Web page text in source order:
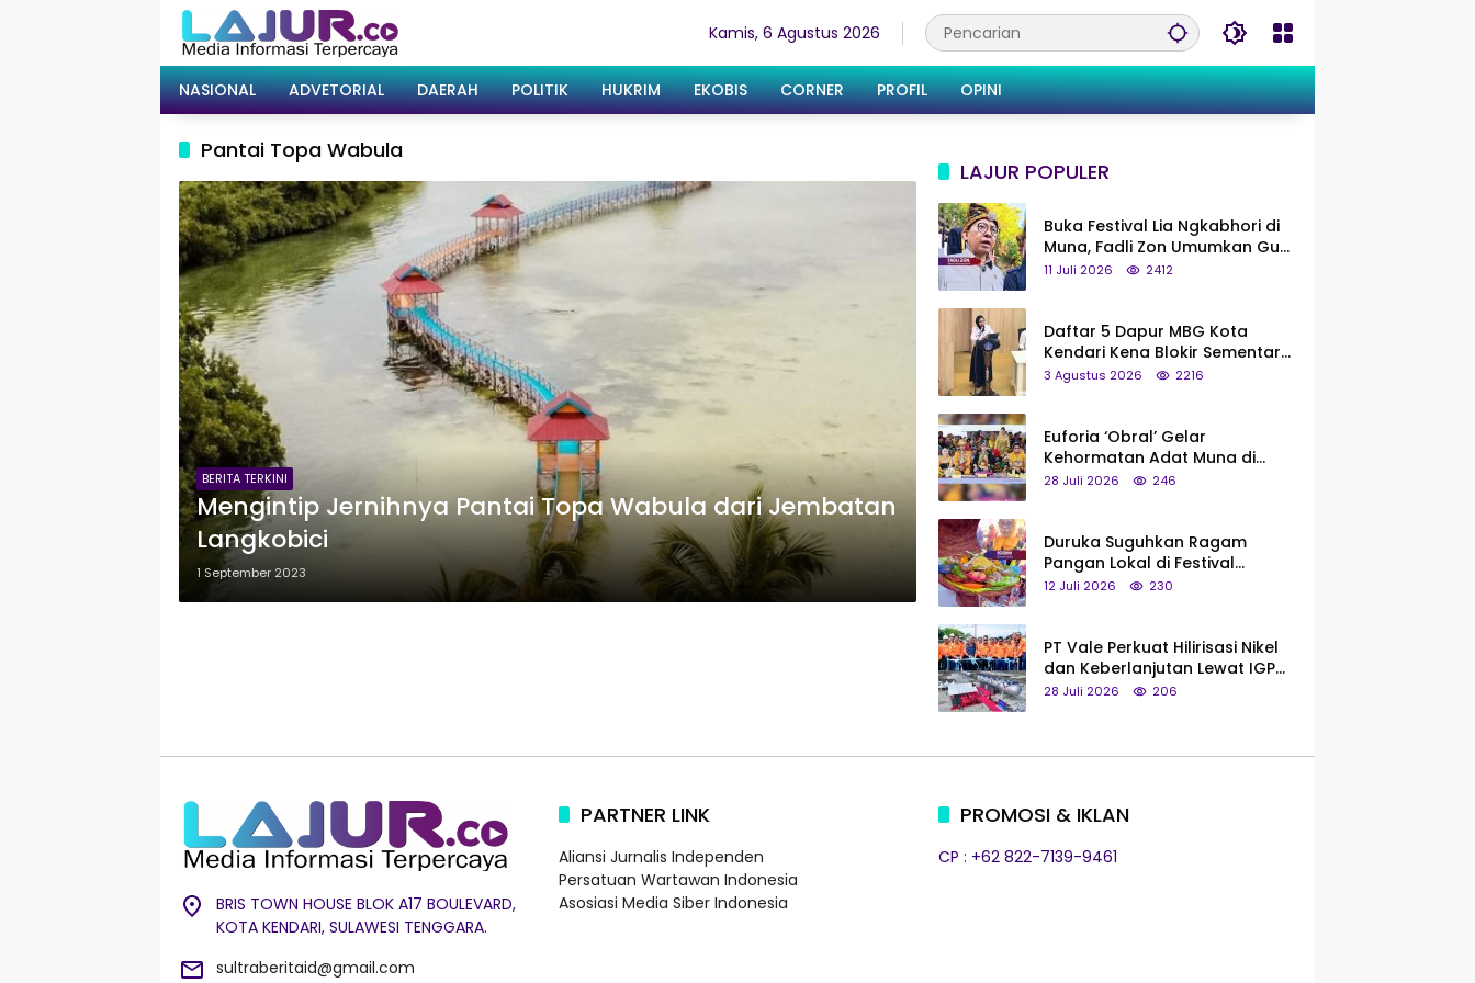
Kamis, 6 Agustus 2026
NASIONAL ADVETORIAL DAERAH POLITIK HUKRIM EKOBIS CORNER PROFIL OPINI
Pantai Topa Wabula
BERITA TERKINI
Mengintip Jernihnya Pantai Topa Wabula dari Jembatan
Langkobici
1 September 2023
LAJUR POPULER
Buka Festival Lia Ngkabhori di
Muna, Fadli Zon Umumkan Gua
Metanduno Segera Naik Status
11 Juli 2026 2412
Daftar 5 Dapur MBG Kota
Kendari Kena Blokir Sementara
dari Pusat
3 Agustus 2026 2216
Euforia ‘Obral’ Gelar
Kehormatan Adat Muna di
Silaturahmi KKMM, Ridwan Bae:
28 Juli 2026 246
Duruka Suguhkan Ragam
Pangan Lokal di Festival
Liangkobhori, Dari Umbi Rebus
12 Juli 2026 230
PT Vale Perkuat Hilirisasi Nikel
dan Keberlanjutan Lewat IGP
Morowali
28 Juli 2026 206
BRIS TOWN HOUSE BLOK A17 BOULEVARD,
KOTA KENDARI, SULAWESI TENGGARA.
sultraberitaid@gmail.com
PARTNER LINK
Aliansi Jurnalis Independen
Persatuan Wartawan Indonesia
Asosiasi Media Siber Indonesia
PROMOSI & IKLAN
CP : +62 822-7139-9461